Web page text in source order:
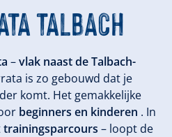
TALBACH
–vlak naast de Talbach-
is zo gebouwd dat je
komt. Het gemakkelijke
beginners en kinderen . In
trainingsparcours – loopt de